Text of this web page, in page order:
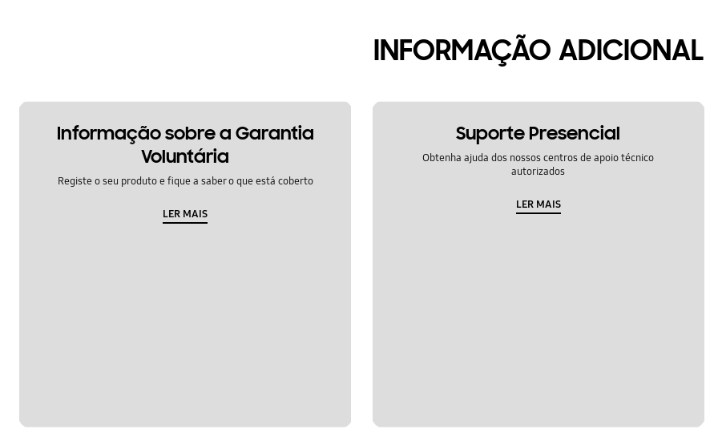
INFORMAÇÃO ADICIONAL
Informação sobre a Garantia
Voluntária
Registe o seu produto e fique a saber o que está coberto
LER MAIS
Suporte Presencial
Obtenha ajuda dos nossos centros de apoio técnico
autorizados
LER MAIS